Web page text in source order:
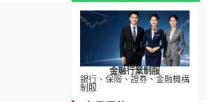
金融行業制服
銀行、保險、證券、金融機構
制服